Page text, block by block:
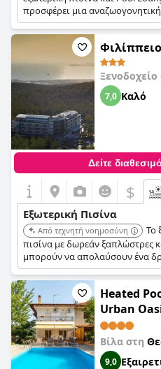
προσφέρει μια
τους επισκέπτες για μια
Ξενοδοχείο
7,0 Καλό
Δείτε
$
Εξωτερική Πισίνα
Από τεχνητή νοημοσύνη
Το
πισίνα με δωρεάν ξαπλώστρες
μπορούν να απολαύσουν ένα
γεύμα ενώ απολαμβάνουν τον
Heated
Urban
Βίλα στη
9,0